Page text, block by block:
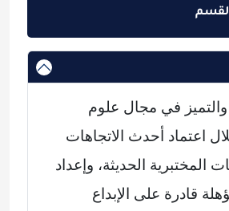
والتميز في مجال علوم
اعتماد أحدث الاتجاهات
المختبرية الحديثة، وإعداد
قادرة على الإبداع